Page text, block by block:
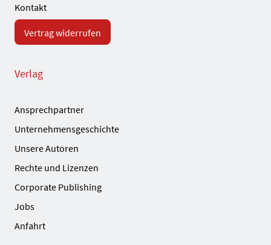
Kontakt
Vertrag widerrufen
Verlag
Ansprechpartner
Unternehmensgeschichte
Unsere Autoren
Rechte und Lizenzen
Corporate Publishing
Jobs
Anfahrt